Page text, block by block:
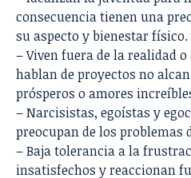
consecuencia tienen una
su aspecto y bienestar físico.
– Viven fuera de la realidad
hablan de proyectos no
prósperos o amores
– Narcisistas, egoístas y
preocupan de los problemas
– Baja tolerancia a la
insatisfechos y reaccionan